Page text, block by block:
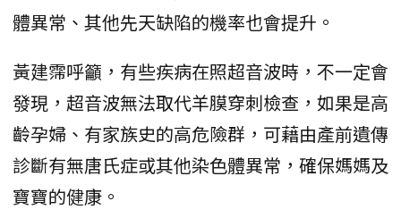
體異常、其他先天缺陷的機率也會提升。
黃建霈呼籲，有些疾病在照超音波時，不一定會
發現，超音波無法取代羊膜穿刺檢查，如果是高
齡孕婦、有家族史的高危險群，可藉由產前遺傳
診斷有無唐氏症或其他染色體異常，確保媽媽及
寶寶的健康。